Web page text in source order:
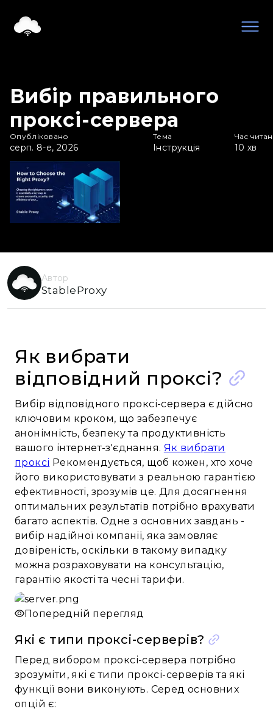
Вибір правильного
проксі-сервера
Опубліковано
серп. 8-е, 2026
Тема
Інструкція
Час
10 хв
Автор
StableProxy
Як вибрати
відповідний проксі?
Вибір відповідного проксі-сервера є дійсно
ключовим кроком, що забезпечує
анонімність, безпеку та продуктивність
вашого інтернет-з'єднання. Як вибрати
проксі Рекомендується, щоб кожен, хто хоче
його використовувати з реальною гарантією
ефективності, зрозумів це. Для досягнення
оптимальних результатів потрібно врахувати
багато аспектів. Одне з основних завдань -
вибір надійної компанії, яка замовляє
довіреність, оскільки в такому випадку
можна розраховувати на консультацію,
гарантію якості та чесні тарифи.
Попередній перегляд
Які є типи проксі-серверів?
Перед вибором проксі-сервера потрібно
зрозуміти, які є типи проксі-серверів та які
функції вони виконують. Серед основних
опцій є: